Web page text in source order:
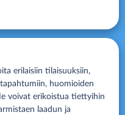
erilaisiin tilaisuuksiin,
huomioiden
voivat erikoistua tiettyihin
laadun ja